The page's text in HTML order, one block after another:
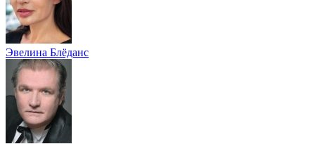
Эвелина Блёданс